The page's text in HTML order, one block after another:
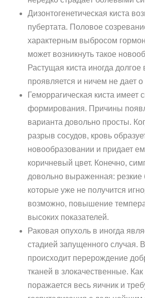
Дизонтогенетическая киста
пубертата. Половое
характерным выбросом
может возникнуть такое
Растущая киста иногда долгое
проявляется и ничем не дает о
Геморрагическая киста имеет
формирования. Причины
варианта довольно просты.
разрыв сосудов, кровь
новообразовании и придает
коричневый цвет. Конечно,
довольно выраженная: резкие
которые уже не получится
возможно, повышение
высоких показателей.
Раковая опухоль в иногда
стадией запущенного случая.
происходит перерождение
тканей в злокачественные. Как
поражается весь яичник и